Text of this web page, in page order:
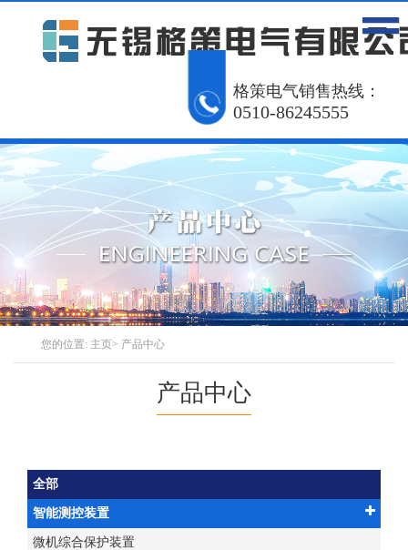
格策电气销售热线：
0510-86245555
产品中心
解决方案
资讯动态
关于我们
联系我们
English
您的位置: 主页> 产品中心
产品中心
全部
智能测控装置
微机综合保护装置